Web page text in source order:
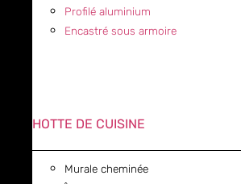
Profilé aluminium
Encastré sous armoire
HOTTE DE CUISINE
Murale cheminée